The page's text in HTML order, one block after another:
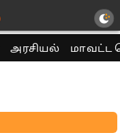
அரசியல் மாவட்ட